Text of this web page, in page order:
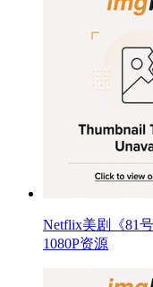
Netflix美剧《81
1080P资源